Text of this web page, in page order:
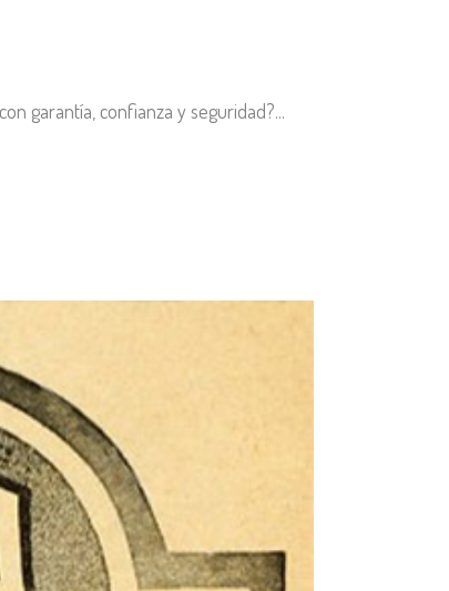
garantía, confianza y seguridad?...